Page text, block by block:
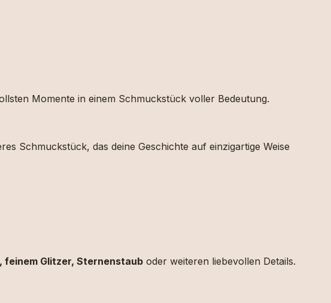
Momente in einem Schmuckstück voller Bedeutung.
Schmuckstück, das deine Geschichte auf einzigartige Weise
feinem Glitzer, Sternenstaub oder weiteren liebevollen Details.